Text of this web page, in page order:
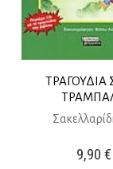
ΤΡΑΓΟΥΔΙΑ
9,90 €